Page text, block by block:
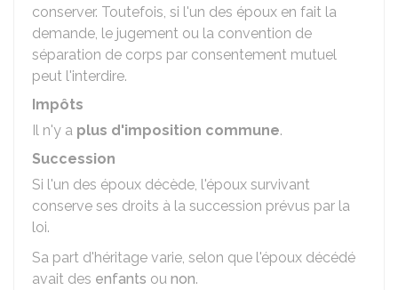
conserver. Toutefois, si l'un des époux en fait la
demande, le jugement ou la convention de
séparation de corps par consentement mutuel
peut l'interdire.
Impôts
Il n'y a plus d'imposition commune.
Succession
Si l'un des époux décède, l'époux survivant
conserve ses droits à la succession prévus par la
loi.
Sa part d'héritage varie, selon que l'époux décédé
avait des enfants ou non.